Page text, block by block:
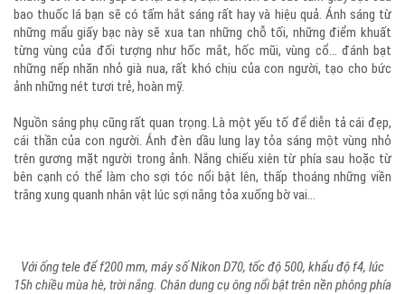
bao thuốc lá bạn sẽ có tấm hắt sáng rất hay và hiệu quả. Ánh sáng từ
những mẩu giấy bạc này sẽ xua tan những chỗ tối, những điểm khuất
từng vùng của đối tượng như hốc mắt, hốc mũi, vùng cổ... đánh bạt
những nếp nhăn nhỏ già nua, rất khó chịu của con người, tạo cho bức
ảnh những nét tươi trẻ, hoàn mỹ.
Nguồn sáng phụ cũng rất quan trọng. Là một yếu tố để diễn tả cái đẹp,
cái thần của con người. Ánh đèn dầu lung lay tỏa sáng một vùng nhỏ
trên gương mặt người trong ảnh. Nắng chiếu xiên từ phía sau hoặc từ
bên cạnh có thể làm cho sợi tóc nổi bật lên, thấp thoáng những viền
trắng xung quanh nhân vật lúc sợi nắng tỏa xuống bờ vai…
Với ống tele để f200 mm, máy số Nikon D70, tốc độ 500, khẩu độ f4, lúc
15h chiều mùa hè, trời nắng. Chân dung cụ ông nổi bật trên nền phông phía